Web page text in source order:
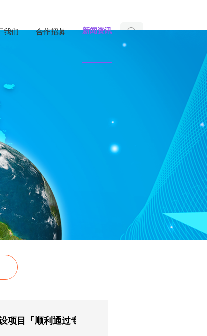
我们 合作招募 新闻资讯
项目「顺利通过专家验收」！